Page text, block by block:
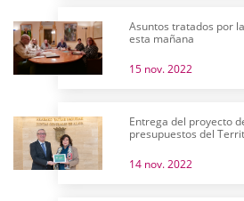
Asuntos tratados por
esta mañana
15 nov. 2022
Entrega del proyecto
presupuestos del
14 nov. 2022